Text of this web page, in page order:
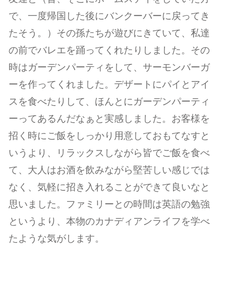
で、一度帰国した後にバンクーバーに戻ってき
たそう。）その孫たちが遊びにきていて、私達
の前でバレエを踊ってくれたりしました。その
時はガーデンパーティをして、サーモンバーガ
ーを作ってくれました。デザートにパイとアイ
スを食べたりして、ほんとにガーデンパーティ
ーってあるんだなぁと実感しました。お客様を
招く時にご飯をしっかり用意しておもてなすと
いうより、リラックスしながら皆でご飯を食べ
て、大人はお酒を飲みながら堅苦しい感じでは
なく、気軽に招き入れることができて良いなと
思いました。ファミリーとの時間は英語の勉強
というより、本物のカナディアンライフを学べ
たような気がします。